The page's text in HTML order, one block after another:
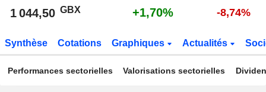
1 044,50 GBX +1,70% -8,74%
Synthèse Cotations Graphiques Actualités
Performances sectorielles Valorisations sectorielles